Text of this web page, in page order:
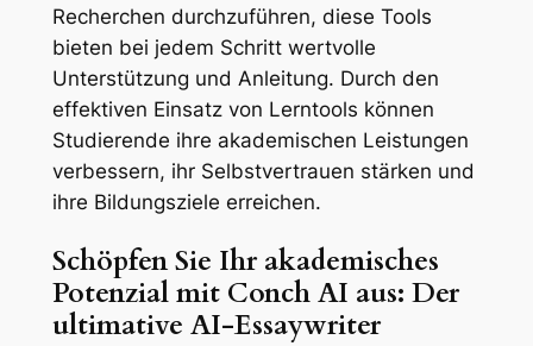
Recherchen durchzuführen, diese Tools
bieten bei jedem Schritt wertvolle
Unterstützung und Anleitung. Durch den
effektiven Einsatz von Lerntools können
Studierende ihre akademischen Leistungen
verbessern, ihr Selbstvertrauen stärken und
ihre Bildungsziele erreichen.
Schöpfen Sie Ihr akademisches
Potenzial mit Conch AI aus: Der
ultimative AI-Essaywriter